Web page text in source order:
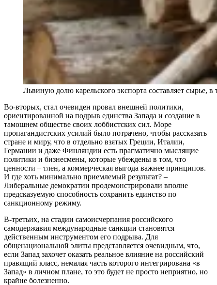
Львиную долю карельского экспорта составляет сырье,
Во-вторых, стал очевиден провал внешней политики,
ориентированной на подрыв единства Запада и создание в
тамошнем обществе своих лоббистских сил. Море
пропагандистских усилий было потрачено, чтобы рассказать
стране и миру, что в отдельно взятых Греции, Италии,
Германии и даже Финляндии есть прагматично мыслящие
политики и бизнесмены, которые убеждены в том, что
ценности – тлен, а коммерческая выгода важнее принципов.
И где хоть минимально приемлемый результат? –
Либеральные демократии продемонстрировали вполне
предсказуемую способность сохранить единство по
санкционному режиму.
В-третьих, на стадии самоисчерпания российского
самодержавия международные санкции становятся
действенным инструментом его подрыва. Для
общенациональной элиты представляется очевидным, что,
если Запад захочет оказать реальное влияние на российский
правящий класс, немалая часть которого интегрирована «в
Запад» в личном плане, то это будет не просто неприятно, но
крайне болезненно.